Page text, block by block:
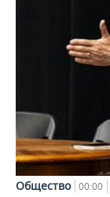
Общество 00:00